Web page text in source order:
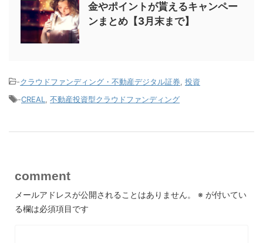
金やポイントが貰えるキャンペー
ンまとめ【3月末まで】
-クラウドファンディング・不動産デジタル証券 投資
-CREAL 不動産投資型クラウドファンディング
comment
メールアドレスが公開されることはありません。 ※ が付いてい
る欄は必須項目です